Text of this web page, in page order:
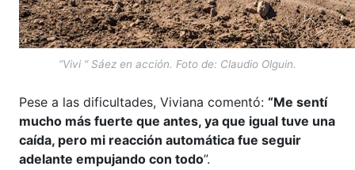
“Vivi “ Sáez en acción. Foto de: Claudio Olguin.
Pese a las dificultades, Viviana comentó: “Me sentí
mucho más fuerte que antes, ya que igual tuve una
caída, pero mi reacción automática fue seguir
adelante empujando con todo”.